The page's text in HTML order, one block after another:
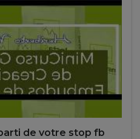
de votre stop fb